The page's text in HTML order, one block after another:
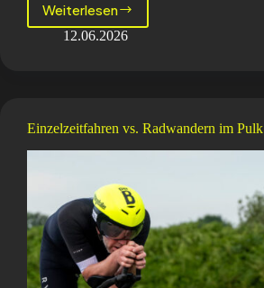
Weiterlesen
Der
Baranski
America
Sieger
2025
Kaider
12.06.2026
Einzelzeitfahren vs. Radwandern im Pulk